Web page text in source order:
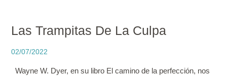
Las Trampitas De La Culpa
02/07/2022
Wayne W. Dyer, en su libro El camino de la perfección, nos